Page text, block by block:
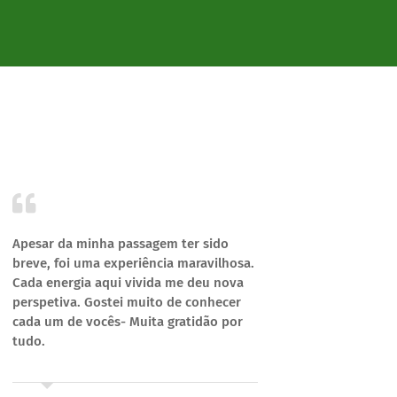
Apesar da minha passagem ter sido
breve, foi uma experiência maravilhosa.
Cada energia aqui vivida me deu nova
perspetiva. Gostei muito de conhecer
cada um de vocês- Muita gratidão por
tudo.